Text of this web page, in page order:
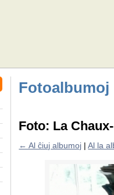
Fotoalbumoj
Foto: La
← Al ĉiuj albumoj |Al la